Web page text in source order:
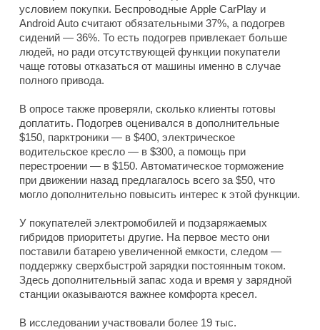
условием покупки. Беспроводные Apple CarPlay и
Android Auto считают обязательными 37%, а подогрев
сидений — 36%. То есть подогрев привлекает больше
людей, но ради отсутствующей функции покупатели
чаще готовы отказаться от машины именно в случае
полного привода.
В опросе также проверяли, сколько клиенты готовы
доплатить. Подогрев оценивался в дополнительные
$150, парктроники — в $400, электрическое
водительское кресло — в $300, а помощь при
перестроении — в $150. Автоматическое торможение
при движении назад предлагалось всего за $50, что
могло дополнительно повысить интерес к этой функции.
У покупателей электромобилей и подзаряжаемых
гибридов приоритеты другие. На первое место они
поставили батарею увеличенной емкости, следом —
поддержку сверхбыстрой зарядки постоянным током.
Здесь дополнительный запас хода и время у зарядной
станции оказываются важнее комфорта кресел.
В исследовании участвовали более 19 тыс.